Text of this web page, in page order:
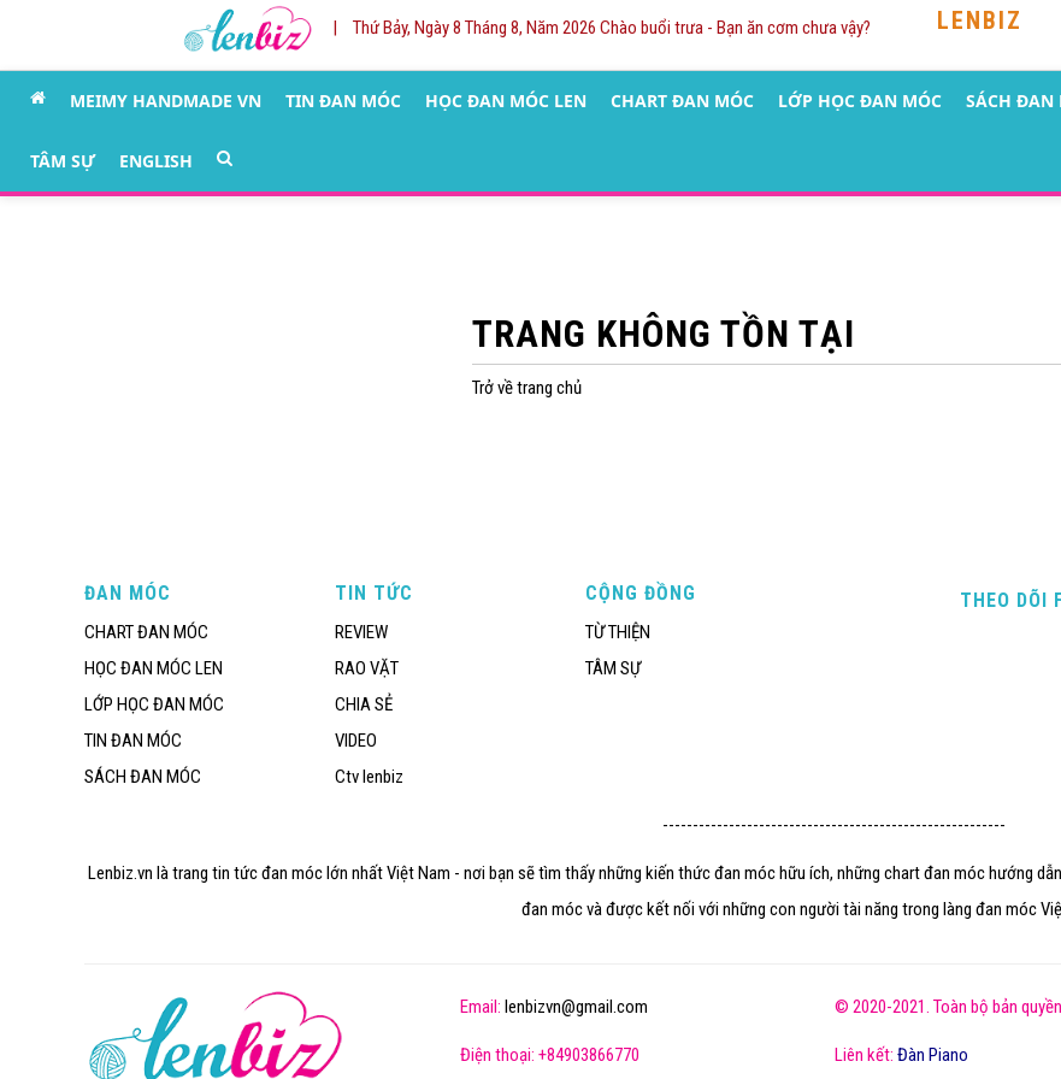
| Thứ Bảy, Ngày 8 Tháng 8, Năm 2026 Chào buổi trưa - Bạn ăn cơm chưa vậy? LENBIZ
MEIMY HANDMADE VN TIN ĐAN MÓC HỌC ĐAN MÓC LEN CHART ĐAN MÓC LỚP HỌC ĐAN MÓC SÁCH ĐAN
TÂM SỰ ENGLISH
TRANG KHÔNG TỒN TẠI
Trở về trang chủ
ĐAN MÓC
CHART ĐAN MÓC
HỌC ĐAN MÓC LEN
LỚP HỌC ĐAN MÓC
TIN ĐAN MÓC
SÁCH ĐAN MÓC
TIN TỨC
REVIEW
RAO VẶT
CHIA SẺ
VIDEO
Ctv lenbiz
CỘNG ĐỒNG
TỪ THIỆN
TÂM SỰ
THEO DÕI
---------------------------------------------------------
Lenbiz.vn là trang tin tức đan móc lớn nhất Việt Nam - nơi bạn sẽ tìm thấy những kiến thức đan móc hữu ích, những chart đan móc hướng
đan móc và được kết nối với những con người tài năng trong làng đan móc
Email: lenbizvn@gmail.com
Điện thoại: +84903866770
© 2020-2021. Toàn bộ bản
Liên kết:Đàn Piano